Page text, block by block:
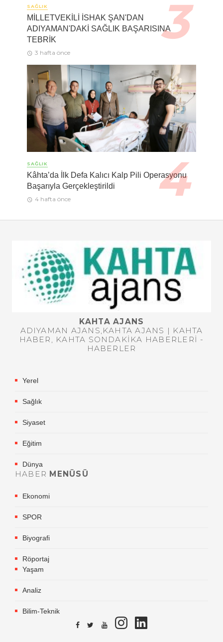
SAĞLIK
MİLLETVEKİLİ İSHAK ŞAN'DAN
ADIYAMAN'DAKİ SAĞLIK BAŞARISINA
TEBRİK
3 hafta önce
SAĞLIK
Kâhta’da İlk Defa Kalıcı Kalp Pili Operasyonu
Başarıyla Gerçekleştirildi
4 hafta önce
KAHTA AJANS
ADIYAMAN AJANS,KAHTA AJANS | KAHTA
HABER, KAHTA SONDAKIKA HABERLERI -
HABERLER
Yerel
Sağlık
Siyaset
Eğitim
Dünya
HABER MENÜSÜ
Ekonomi
SPOR
Biyografi
Röportaj
Yaşam
Analiz
Bilim-Teknik